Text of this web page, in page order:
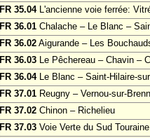
FR 35.04L'ancienne voie ferrée:
FR 36.01 Chalache – Le Blanc –
FR 36.02 Aigurande – Les
FR 36.03 Le Pêchereau – Chavin –
FR 36.04Le Blanc – Saint-Hilaire-
FR 37.01 Reugny – Vernou-sur-
FR 37.02 Chinon – Richelieu
FR 37.03 Voie Verte du Sud